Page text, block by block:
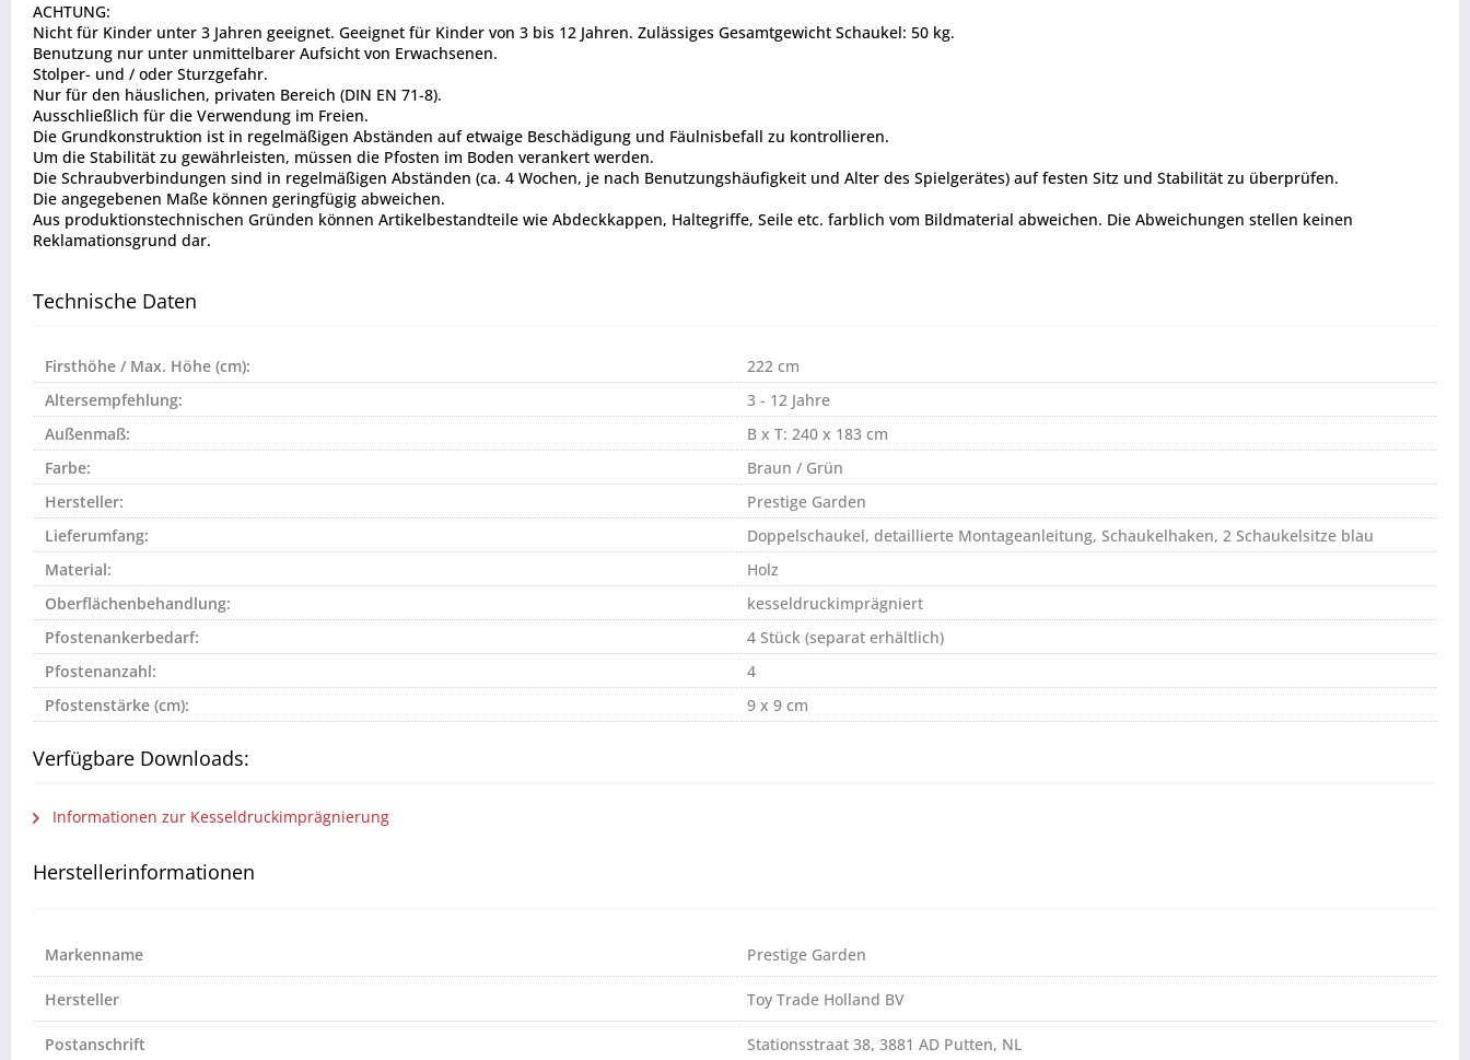
ACHTUNG:
Nicht für Kinder unter 3 Jahren geeignet. Geeignet für Kinder von 3 bis 12 Jahren. Zulässiges Gesamtgewicht Schaukel: 50 kg.
Benutzung nur unter unmittelbarer Aufsicht von Erwachsenen.
Stolper- und / oder Sturzgefahr.
Nur für den häuslichen, privaten Bereich (DIN EN 71-8).
Ausschließlich für die Verwendung im Freien.
Die Grundkonstruktion ist in regelmäßigen Abständen auf etwaige Beschädigung und Fäulnisbefall zu kontrollieren.
Um die Stabilität zu gewährleisten, müssen die Pfosten im Boden verankert werden.
Die Schraubverbindungen sind in regelmäßigen Abständen (ca. 4 Wochen, je nach Benutzungshäufigkeit und Alter des Spielgerätes) auf festen Sitz und Stabilität zu überprüfen.
Die angegebenen Maße können geringfügig abweichen.
Aus produktionstechnischen Gründen können Artikelbestandteile wie Abdeckkappen, Haltegriffe, Seile etc. farblich vom Bildmaterial abweichen. Die Abweichungen stellen keinen
Reklamationsgrund dar.
Technische Daten
Firsthöhe / Max. Höhe (cm):
222 cm
Altersempfehlung:
3 - 12 Jahre
Außenmaß:
B x T: 240 x 183 cm
Farbe:
Braun / Grün
Hersteller:
Prestige Garden
Lieferumfang:
Doppelschaukel, detaillierte Montageanleitung, Schaukelhaken, 2 Schaukelsitze blau
Material:
Holz
Oberflächenbehandlung:
kesseldruckimprägniert
Pfostenankerbedarf:
4 Stück (separat erhältlich)
Pfostenanzahl:
4
Pfostenstärke (cm):
9 x 9 cm
Verfügbare Downloads:
Informationen zur Kesseldruckimprägnierung
Herstellerinformationen
Markenname Prestige Garden
Hersteller Toy Trade Holland BV
Postanschrift Stationsstraat 38, 3881 AD Putten, NL